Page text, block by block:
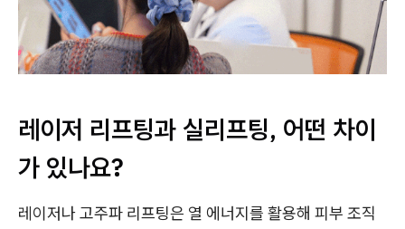
레이저 리프팅과 실리프팅, 어떤 차이
가 있나요?
레이저나 고주파 리프팅은 열 에너지를 활용해 피부 조직